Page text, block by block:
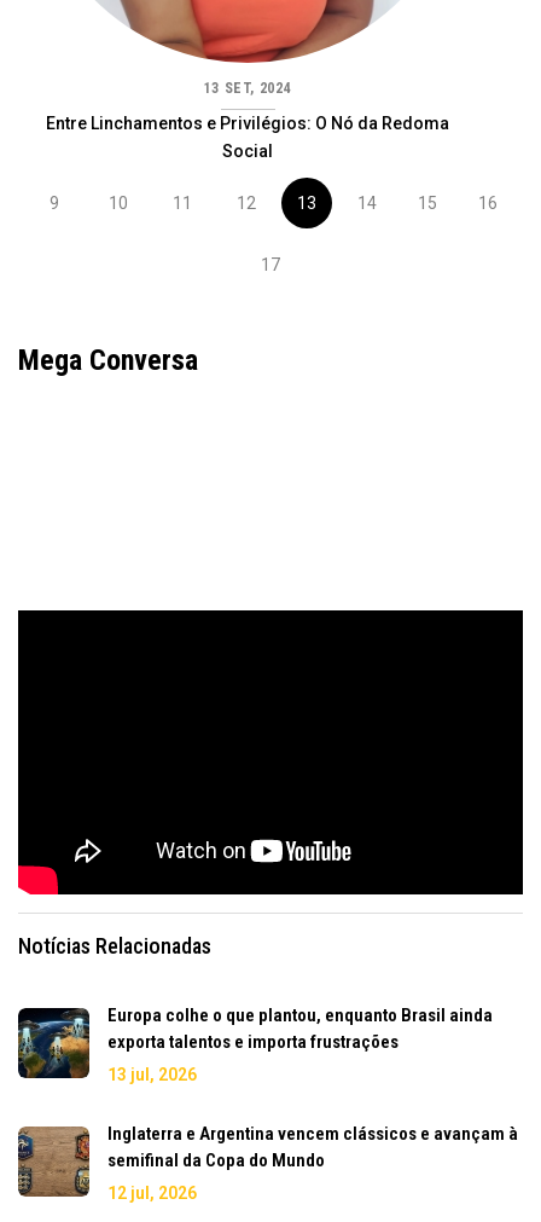
13 SET, 2024
Entre Linchamentos e Privilégios: O Nó da Redoma
Social
9 10 11 12 13 14 15 16
17
Mega Conversa
Notícias Relacionadas
Europa colhe o que plantou, enquanto Brasil ainda
exporta talentos e importa frustrações
13 jul, 2026
Inglaterra e Argentina vencem clássicos e avançam à
semifinal da Copa do Mundo
12 jul, 2026